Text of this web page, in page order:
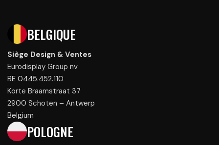
BELGIQUE
Siège Design & Ventes
Eurodisplay Group nv
BE 0445.452.110
Korte Braamstraat 37
2900 Schoten – Antwerp
Belgium
POLOGNE